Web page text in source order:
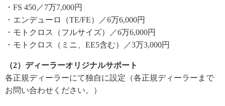
・FS 450／7万7,000円
・エンデューロ（TE/FE）／6万6,000円
・モトクロス（フルサイズ）／6万6,000円
・モトクロス（ミニ、EE5含む）／3万3,000円
（2）ディーラーオリジナルサポート
各正規ディーラーにて独自に設定（各正規ディーラーまで
お問い合わせください。）